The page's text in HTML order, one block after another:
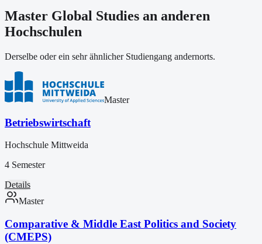
Master Global Studies an anderen
Hochschulen
Derselbe oder ein sehr ähnlicher Studiengang andernorts.
Master
Betriebswirtschaft
Hochschule Mittweida
4 Semester
Details
Master
Comparative & Middle East Politics and Society
(CMEPS)